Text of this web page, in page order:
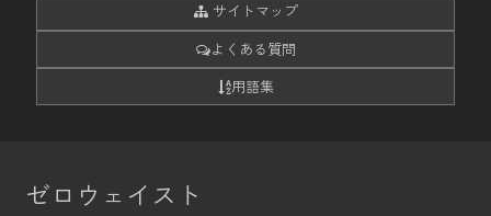
サイトマップ
よくある質問
用語集
ゼロウェイスト